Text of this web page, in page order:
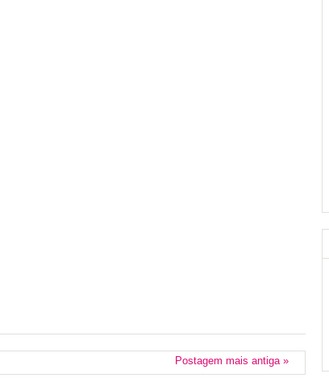
Postagem mais antiga »